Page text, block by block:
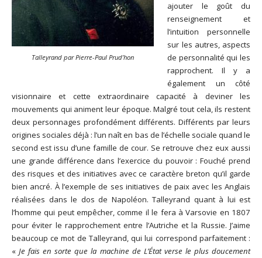
Talleyrand par Pierre-Paul Prud’hon
ajouter le goût du
renseignement et
l’intuition personnelle
sur les autres, aspects
de personnalité qui les
rapprochent. Il y a
également un côté
visionnaire et cette extraordinaire capacité à deviner les
mouvements qui animent leur époque. Malgré tout cela, ils restent
deux personnages profondément différents. Différents par leurs
origines sociales déjà : l’un naît en bas de l’échelle sociale quand le
second est issu d’une famille de cour. Se retrouve chez eux aussi
une grande différence dans l’exercice du pouvoir : Fouché prend
des risques et des initiatives avec ce caractère breton qu’il garde
bien ancré. À l’exemple de ses initiatives de paix avec les Anglais
réalisées dans le dos de Napoléon. Talleyrand quant à lui est
l’homme qui peut empêcher, comme il le fera à Varsovie en 1807
pour éviter le rapprochement entre l’Autriche et la Russie. J’aime
beaucoup ce mot de Talleyrand, qui lui correspond parfaitement :
«Je fais en sorte que la machine de L’État verse le plus doucement